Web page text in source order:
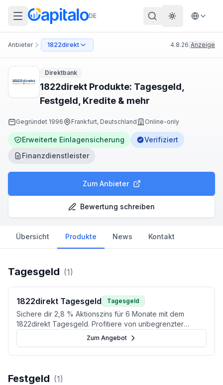
DE Theme
Anbieter 1822direkt 4.8.26 Anzeige
Direktbank
1822direkt Produkte: Tagesgeld,
Festgeld, Kredite & mehr
Gegründet 1996 Frankfurt, Deutschland Online-only
Erweiterte Einlagensicherung
Verifiziert
Finanzdienstleister
Zum Anbieter
Bewertung schreiben
Übersicht Produkte News Kontakt
Tagesgeld (1)
1822direkt Tagesgeld Tagesgeld
Sichere dir 2,8 % Aktionszins für 6 Monate mit dem
1822direkt Tagesgeld. Profitiere von unbegrenzter
Einlagensicherung und 0 € Kontoführungsgebühren
Zum Angebot
Festgeld (1)